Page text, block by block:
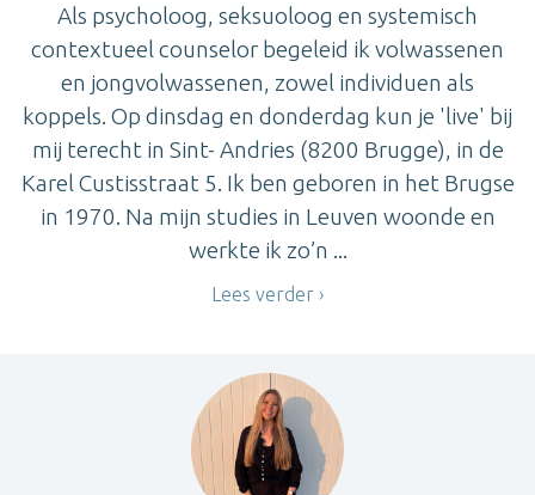
Als psycholoog, seksuoloog en systemisch
contextueel counselor begeleid ik volwassenen
en jongvolwassenen, zowel individuen als
koppels. Op dinsdag en donderdag kun je 'live' bij
mij terecht in Sint- Andries (8200 Brugge), in de
Karel Custisstraat 5. Ik ben geboren in het Brugse
in 1970. Na mijn studies in Leuven woonde en
werkte ik zo’n ...
Lees verder